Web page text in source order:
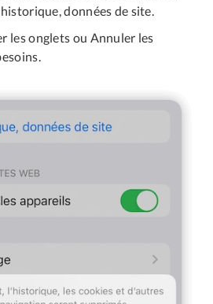
données de site.
les onglets ou Annuler les